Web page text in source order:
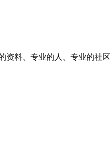
料、专业的人、专业的社